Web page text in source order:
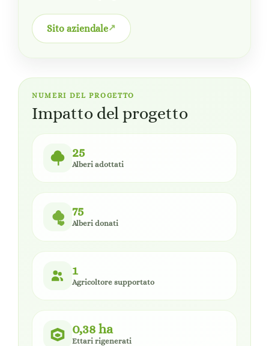
Sito aziendale
NUMERI DEL PROGETTO
Impatto del progetto
25
Alberi adottati
75
Alberi donati
1
Agricoltore supportato
0,38 ha
Ettari rigenerati